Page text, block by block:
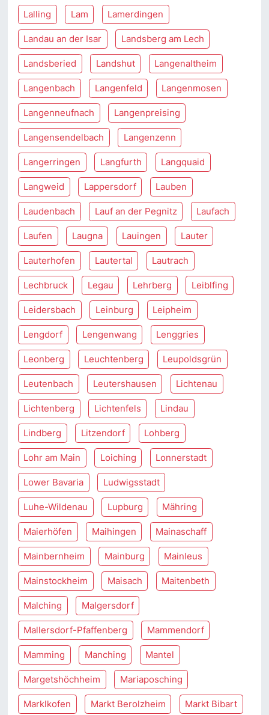
Lalling Lam Lamerdingen
Landau an der Isar Landsberg am Lech
Landsberied Landshut Langenaltheim
Langenbach Langenfeld Langenmosen
Langenneufnach Langenpreising
Langensendelbach Langenzenn
Langerringen Langfurth Langquaid
Langweid Lappersdorf Lauben
Laudenbach Lauf an der Pegnitz Laufach
Laufen Laugna Lauingen Lauter
Lauterhofen Lautertal Lautrach
Lechbruck Legau Lehrberg Leiblfing
Leidersbach Leinburg Leipheim
Lengdorf Lengenwang Lenggries
Leonberg Leuchtenberg Leupoldsgrün
Leutenbach Leutershausen Lichtenau
Lichtenberg Lichtenfels Lindau
Lindberg Litzendorf Lohberg
Lohr am Main Loiching Lonnerstadt
Lower Bavaria Ludwigsstadt
Luhe-Wildenau Lupburg Mähring
Maierhöfen Maihingen Mainaschaff
Mainbernheim Mainburg Mainleus
Mainstockheim Maisach Maitenbeth
Malching Malgersdorf
Mallersdorf-Pfaffenberg Mammendorf
Mamming Manching Mantel
Margetshöchheim Mariaposching
Marklkofen Markt Berolzheim Markt Bibart